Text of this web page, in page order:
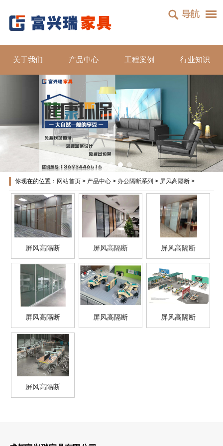

关于我们 产品中心 工程案例 行业知识
你现在的位置： 网站首页 > 产品中心 > 办公隔断系列 > 屏风高隔断 >
屏风高隔断
屏风高隔断 屏风高隔断 屏风高隔断
屏风高隔断 屏风高隔断 屏风高隔断
屏风高隔断